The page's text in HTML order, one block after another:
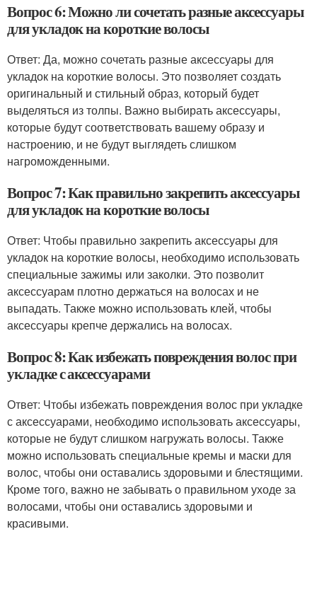
Вопрос 6: Можно ли сочетать разные аксессуары
для укладок на короткие волосы
Ответ: Да, можно сочетать разные аксессуары для
укладок на короткие волосы. Это позволяет создать
оригинальный и стильный образ, который будет
выделяться из толпы. Важно выбирать аксессуары,
которые будут соответствовать вашему образу и
настроению, и не будут выглядеть слишком
нагроможденными.
Вопрос 7: Как правильно закрепить аксессуары
для укладок на короткие волосы
Ответ: Чтобы правильно закрепить аксессуары для
укладок на короткие волосы, необходимо использовать
специальные зажимы или заколки. Это позволит
аксессуарам плотно держаться на волосах и не
выпадать. Также можно использовать клей, чтобы
аксессуары крепче держались на волосах.
Вопрос 8: Как избежать повреждения волос при
укладке с аксессуарами
Ответ: Чтобы избежать повреждения волос при укладке
с аксессуарами, необходимо использовать аксессуары,
которые не будут слишком нагружать волосы. Также
можно использовать специальные кремы и маски для
волос, чтобы они оставались здоровыми и блестящими.
Кроме того, важно не забывать о правильном уходе за
волосами, чтобы они оставались здоровыми и
красивыми.